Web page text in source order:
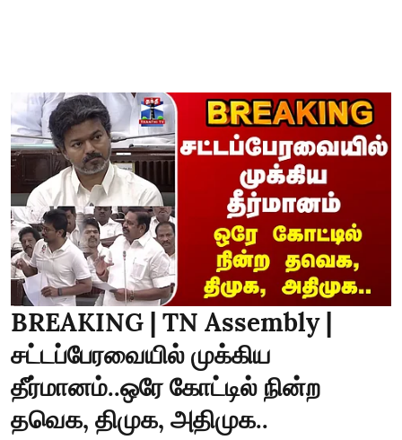
BREAKING | TN Assembly |
சட்டப்பேரவையில் முக்கிய
தீர்மானம்..ஒரே கோட்டில் நின்ற
தவெக, திமுக, அதிமுக..